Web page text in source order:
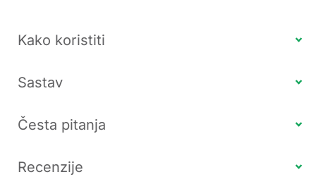
Kako koristiti
Sastav
Česta pitanja
Recenzije